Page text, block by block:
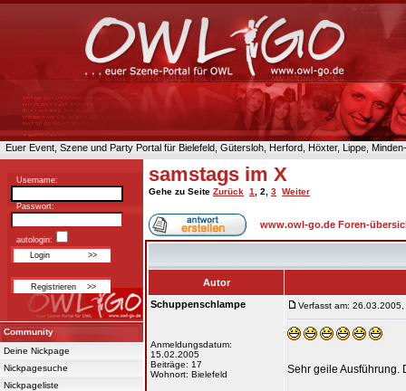
Euer Event, Szene und Party Portal für Bielefeld, Gütersloh, Herford, Höxter, Lippe,
Username:
Passwort:
autologin:
Community
Deine Nickpage
Nickpagesuche
Nickpageliste
samstags im X
Gehe zu Seite Zurück 1 2 3 Weiter
www.owl-go.de Foren-
Autor
Schuppenschlampe
Anmeldungsdatum:
15.02.2005
Beiträge: 17
Wohnort: Bielefeld
Verfasst am:
Sehr geile Ausführung.